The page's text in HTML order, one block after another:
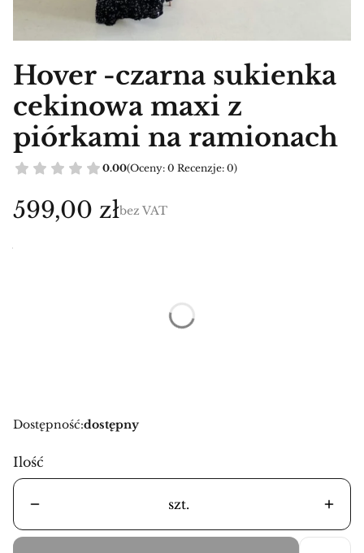
Hover -czarna sukienka
cekinowa maxi z
piórkami na ramionach
0.00(Oceny: 0 Recenzje: 0)
Cena
599,00 złbez VAT
Dostępność:dostępny
Ilość
szt.